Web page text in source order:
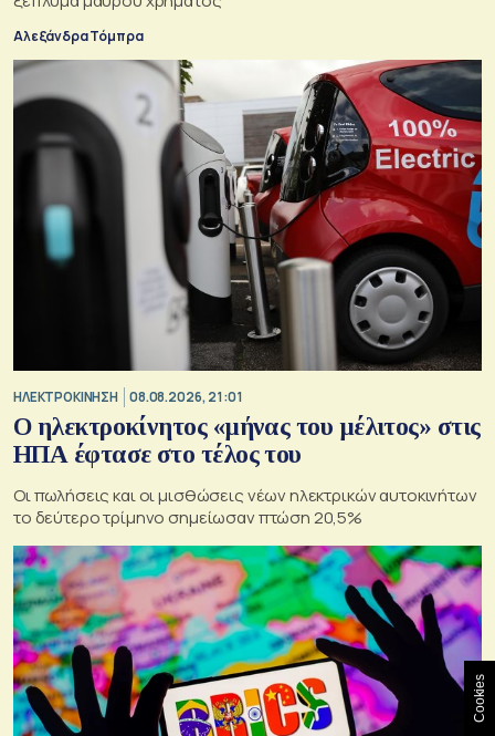
Αλεξάνδρα Τόμπρα
ΗΛΕΚΤΡΟΚΙΝΗΣΗ 08.08.2026, 21:01
Ο ηλεκτροκίνητος «μήνας του μέλιτος» στις
ΗΠΑ έφτασε στο τέλος του
Οι πωλήσεις και οι μισθώσεις νέων ηλεκτρικών αυτοκινήτων
το δεύτερο τρίμηνο σημείωσαν πτώση 20,5%
Cookies